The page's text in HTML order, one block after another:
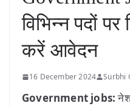
विभिन्न पदों
करें आवेदन
16 December 2024 Surbhi
Government jobs: